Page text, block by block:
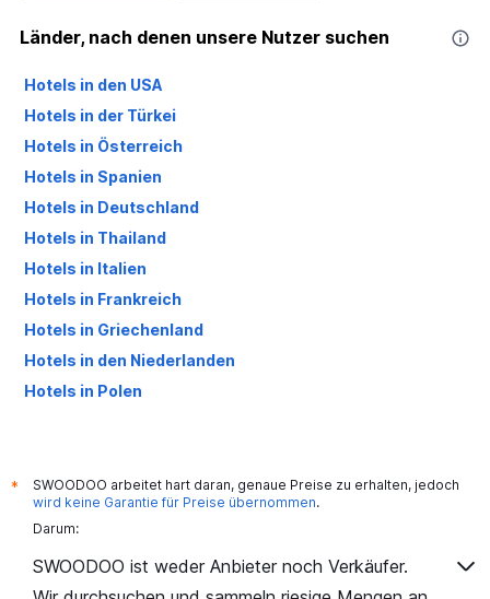
Länder, nach denen unsere Nutzer suchen
Hotels in den USA
Hotels in der Türkei
Hotels in Österreich
Hotels in Spanien
Hotels in Deutschland
Hotels in Thailand
Hotels in Italien
Hotels in Frankreich
Hotels in Griechenland
Hotels in den Niederlanden
Hotels in Polen
*
SWOODOO arbeitet hart daran, genaue Preise zu erhalten, jedoch
wird keine Garantie für Preise übernommen.
Darum:
SWOODOO ist weder Anbieter noch Verkäufer.